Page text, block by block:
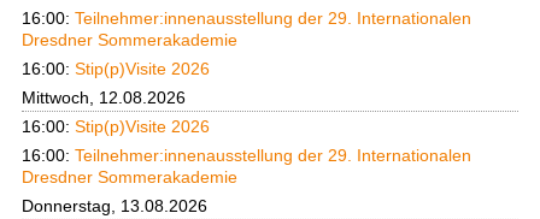
16:00: Teilnehmer:innenausstellung der 29. Internationalen
Dresdner Sommerakademie
16:00: Stip(p)Visite 2026
Mittwoch, 12.08.2026
16:00: Stip(p)Visite 2026
16:00: Teilnehmer:innenausstellung der 29. Internationalen
Dresdner Sommerakademie
Donnerstag, 13.08.2026